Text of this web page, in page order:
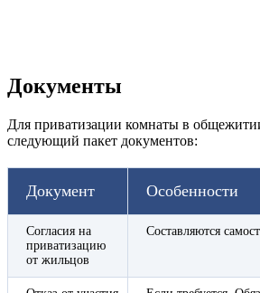
Документы
Для приватизации комнаты в
следующий пакет документов:
Документ Особенности
Согласия на
приватизацию
от жильцов
Составляются